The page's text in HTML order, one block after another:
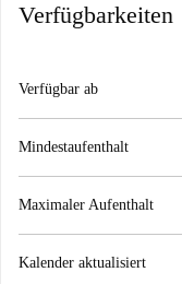
Verfügbarkeiten
Verfügbar ab
Mindestaufenthalt
Maximaler Aufenthalt
Kalender aktualisiert